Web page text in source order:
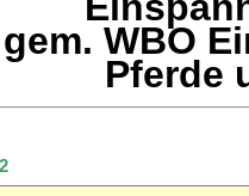
WBO
Pferde